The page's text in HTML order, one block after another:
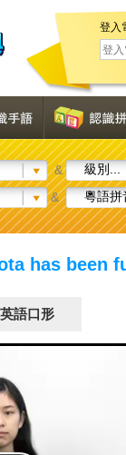
登入
&
級別...
& 粵語拼
has been
英語口形